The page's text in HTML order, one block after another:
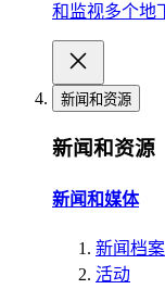
和监视多个地
新闻和资源
新闻和资源
新闻和媒体
新闻档案
活动